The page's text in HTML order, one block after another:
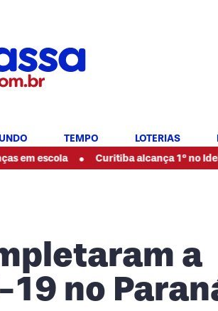
TEMPO LOTERIAS
• Curitiba alcança 1º no Ideb e tem
a
no